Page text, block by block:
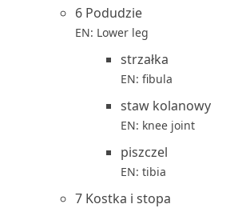
6 Podudzie
EN: Lower leg
strzałka
EN: fibula
staw kolanowy
EN: knee joint
piszczel
EN: tibia
7 Kostka i stopa